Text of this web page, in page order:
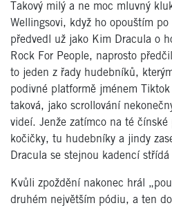
Takový milý a ne moc mluvný
Wellingsovi, když ho opouštím
předvedl už jako Kim Dracula o
Rock For People, naprosto
to jeden z řady hudebníků,
podivné platformě jménem
taková, jako scrollování
videí. Jenže zatímco na té
kočičky, tu hudebníky a jindy
Dracula se stejnou kadencí
Kvůli zpoždění nakonec hrál
druhém největším pódiu, a ten